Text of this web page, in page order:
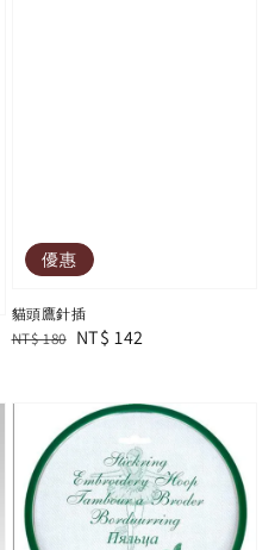
優惠
貓頭鷹針插
Regular
NT$ 180 Sale
NT$ 142